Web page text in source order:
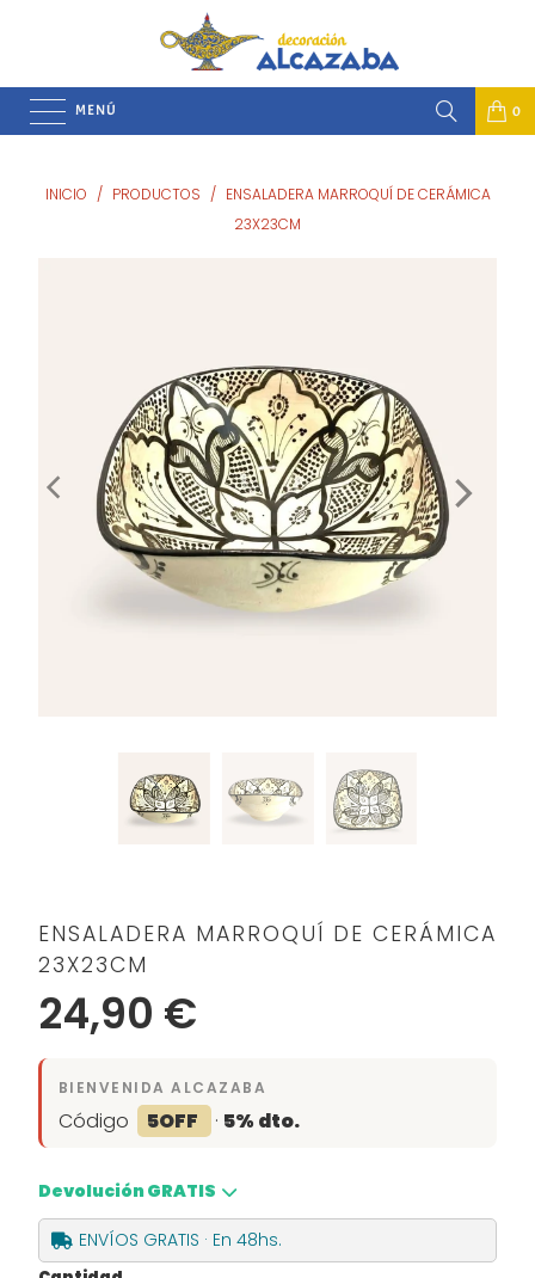
MENÚ 0
INICIO / PRODUCTOS / ENSALADERA MARROQUÍ DE CERÁMICA
23X23CM
ENSALADERA MARROQUÍ DE CERÁMICA
23X23CM
24,90 €
BIENVENIDA ALCAZABA
Código 5OFF · 5% dto.
Devolución GRATIS
ENVÍOS GRATIS · En 48hs.